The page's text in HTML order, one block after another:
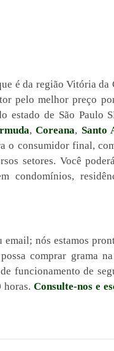
é da região Vitória da
pelo melhor preço
de São Paulo
,Coreana, Santo
o consumidor final,
setores. Você
nós estamos
comprar grama
funcionamento de
horas.Consulte-nos e